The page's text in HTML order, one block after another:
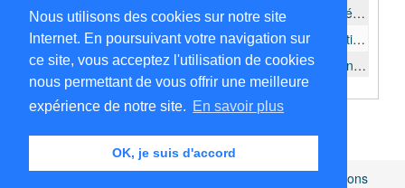
Nous utilisons des cookies sur notre site
Internet. En poursuivant votre navigation sur
ce site, vous acceptez l'utilisation de cookies
nous permettant de vous offrir une meilleure
expérience de notre site. En savoir plus
OK, je suis d'accord
Documents concernant les conditions matérielles d'une envoi des collections, 1900-1909
Dossiers concernant l' échange des collections, 1900-1908
Dossiers concernant la vente des collections, 1900-1901
Dossiers concernant les objets à photographier, 1908-1909
Dossiers concernant l'envoi des collections de Mammifères, 1896-1908
II. Période 1910-1989
J. Coordination des expositions, 1910 - 1931 Mentions